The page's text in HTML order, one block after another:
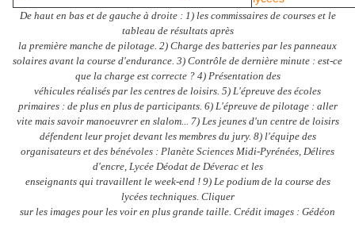
De haut en bas et de gauche à droite : 1) les commissaires de courses et le
tableau de résultats après
la première manche de pilotage. 2) Charge des batteries par les panneaux
solaires avant la course d'endurance. 3) Contrôle de dernière minute : est-ce
que la charge est correcte ? 4) Présentation des
véhicules réalisés par les centres de loisirs. 5) L'épreuve des écoles
primaires : de plus en plus de participants. 6) L'épreuve de pilotage : aller
vite mais savoir manoeuvrer en slalom... 7) Les jeunes d'un centre de loisirs
défendent leur projet devant les membres du jury. 8) l'équipe des
organisateurs et des bénévoles : Planète Sciences Midi-Pyrénées, Délires
d'encre, Lycée Déodat de Déverac et les
enseignants qui travaillent le week-end ! 9) Le podium de la course des
lycées techniques. Cliquer
sur les images pour les voir en plus grande taille. Crédit images : Gédéon